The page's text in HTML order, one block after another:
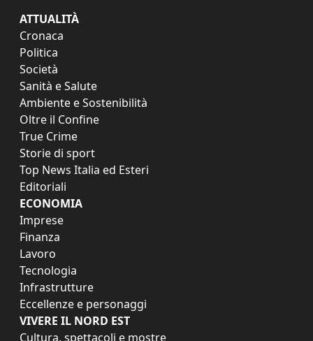
ATTUALITÀ
Cronaca
Politica
Società
Sanità e Salute
Ambiente e Sostenibilità
Oltre il Confine
True Crime
Storie di sport
Top News Italia ed Esteri
Editoriali
ECONOMIA
Imprese
Finanza
Lavoro
Tecnologia
Infrastrutture
Eccellenze e personaggi
VIVERE IL NORD EST
Cultura, spettacoli e mostre